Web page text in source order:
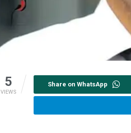
5
VIEWS
Share on WhatsApp